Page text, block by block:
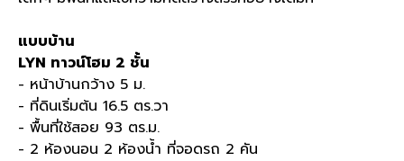
แบบบ้าน
LYN ทาวน์โฮม 2 ชั้น
- หน้าบ้านกว้าง 5 ม.
- ที่ดินเริ่มต้น 16.5 ตร.วา
- พื้นที่ใช้สอย 93 ตร.ม.
- 2 ห้องนอน 2 ห้องน้ำ ที่จอดรถ 2 คัน